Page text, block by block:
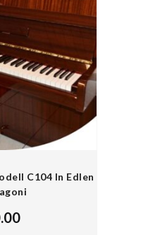
C104 In Edlen